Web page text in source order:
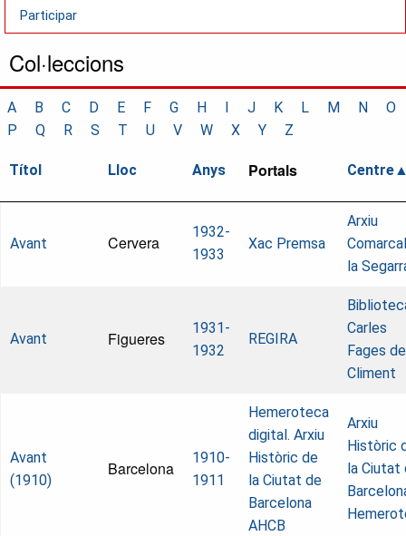
Participar
Col·leccions
A B C D E F G H I J K L M N
O
P
Q R S T U V W X Y Z
Títol Lloc Anys Portals Centre
Avant Cervera
1932-
1933
Xac Premsa
Arxiu
la
Avant Figueres
1931-
1932
REGIRA
Carles
Fages de
Climent
Avant
(1910)
Barcelona
1910-
1911
Hemeroteca
digital. Arxiu
Històric de
la Ciutat de
Barcelona
AHCB
Arxiu
Històric
la Ciutat